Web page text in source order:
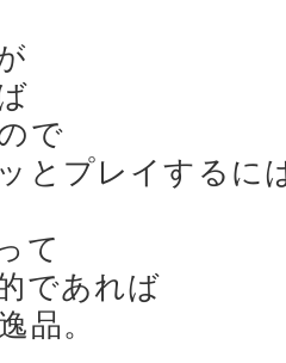
で
とプレイするに
て
であれば
品。